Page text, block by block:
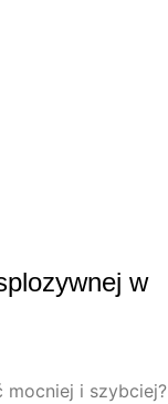
w
mocniej i szybciej?